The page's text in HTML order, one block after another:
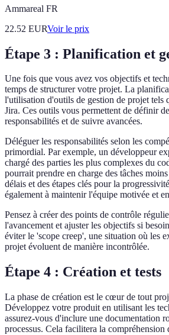
Ammareal FR
22.52 EURVoir le prix
Étape 3 : Planification et
Une fois que vous avez vos objectifs et
temps de structurer votre projet. La
l'utilisation d'outils de gestion de projet tels
Jira. Ces outils vous permettent de définir
responsabilités et de suivre avancées.
Déléguer les responsabilités selon les
primordial. Par exemple, un développeur
chargé des parties les plus complexes du
pourrait prendre en charge des tâches
délais et des étapes clés pour la
également à maintenir l'équipe motivée et
Pensez à créer des points de contrôle
l'avancement et ajuster les objectifs si
éviter le 'scope creep', une situation où les
projet évoluent de manière incontrôlée.
Étape 4 : Création et tests
La phase de création est le cœur de tout
Développez votre produit en utilisant les
assurez-vous d'inclure une documentation
processus. Cela facilitera la compréhension